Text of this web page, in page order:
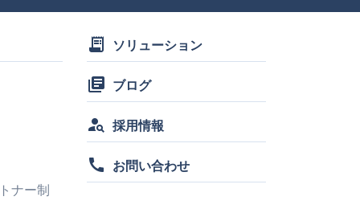
ナー制
receipt_long ソリューション
library_books ブログ
person_search 採用情報
call お問い合わせ